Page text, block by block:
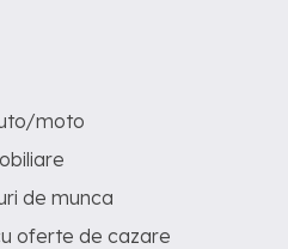
moto
de munca
oferte de cazare